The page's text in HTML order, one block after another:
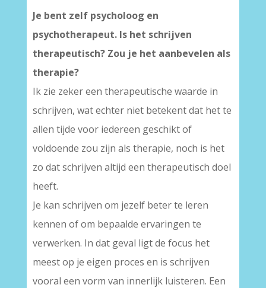
Je bent zelf psycholoog en
psychotherapeut. Is het schrijven
therapeutisch? Zou je het aanbevelen als
therapie?
Ik zie zeker een therapeutische waarde in
schrijven, wat echter niet betekent dat het te
allen tijde voor iedereen geschikt of
voldoende zou zijn als therapie, noch is het
zo dat schrijven altijd een therapeutisch doel
heeft.
Je kan schrijven om jezelf beter te leren
kennen of om bepaalde ervaringen te
verwerken. In dat geval ligt de focus het
meest op je eigen proces en is schrijven
vooral een vorm van innerlijk luisteren. Een